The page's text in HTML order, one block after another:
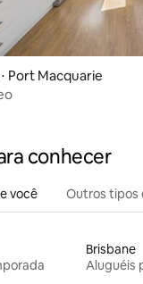
Port Macquarie
conhecer
você Outros tipos
Brisbane
Aluguéis